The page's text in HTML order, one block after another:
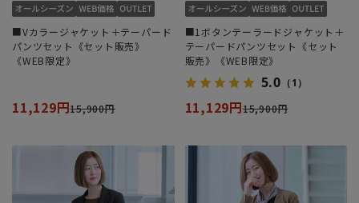
■Vカラージャケット＋テーパード
パンツセット《セット販売》
《WEB限定》
11,129円15,900円
■1ボタンテーラードジャケット＋
テーパードパンツセット《セット
販売》《WEB限定》
5.0 （1）
11,129円15,900円